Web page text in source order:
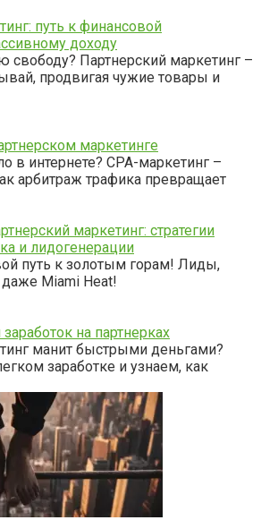
путь к финансовой
доходу
Партнерский маркетинг –
продвигая чужие товары и
маркетинге
в интернете? CPA-маркетинг –
арбитраж трафика превращает
маркетинг: стратегии
и лидогенерации
путь к золотым горам! Лиды,
Miami Heat!
на партнерках
манит быстрыми деньгами?
заработке и узнаем, как